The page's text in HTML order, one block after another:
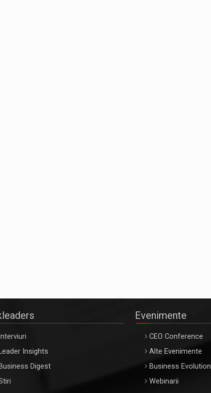
Interviuri
Leader Insights
Business Digest
Evenimente
CEO Conference
Alte Evenimente
Business Evolution
Webinarii